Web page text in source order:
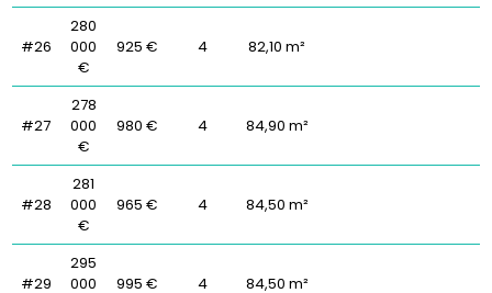
#26
280
000
€
925 € 4 82,10 m²
#27
278
000
€
980 € 4 84,90 m²
#28
281
000
€
965 € 4 84,50 m²
#29
295
000
995 € 4 84,50 m²